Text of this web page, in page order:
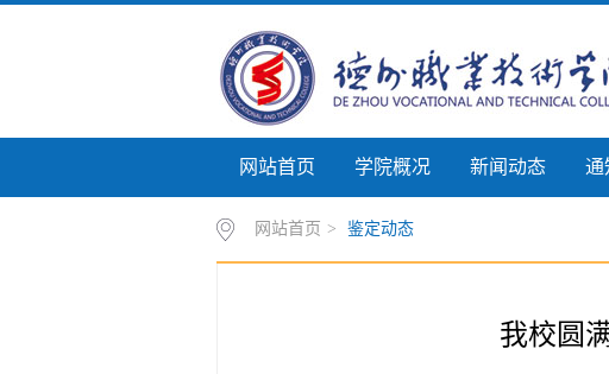
网站首页 学院概况 新闻动态 通
网站首页 > 鉴定动态
我校圆